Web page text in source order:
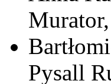
Murator,
Pysall